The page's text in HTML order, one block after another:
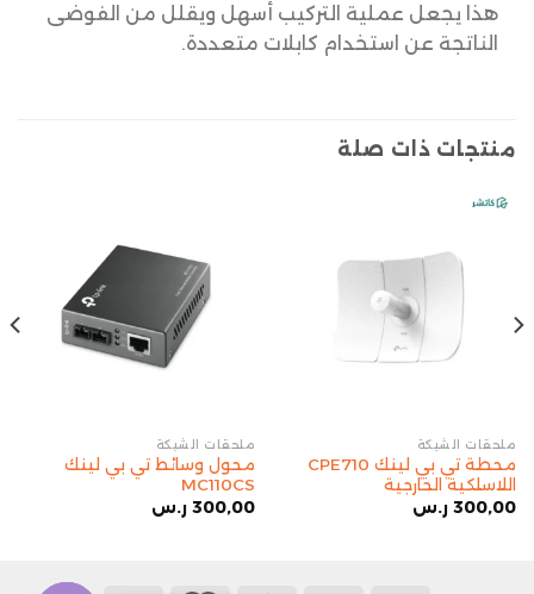
هذا يجعل عملية التركيب أسهل ويقلل من الفوضى
الناتجة عن استخدام كابلات متعددة.
منتجات ذات صلة
ملحقات الشبكة
محطة تي بي لينك CPE710
اللاسلكية الخارجية
300,00 ر.س
ملحقات الشبكة
محول وسائط تي بي لينك
MC110CS
300,00 ر.س